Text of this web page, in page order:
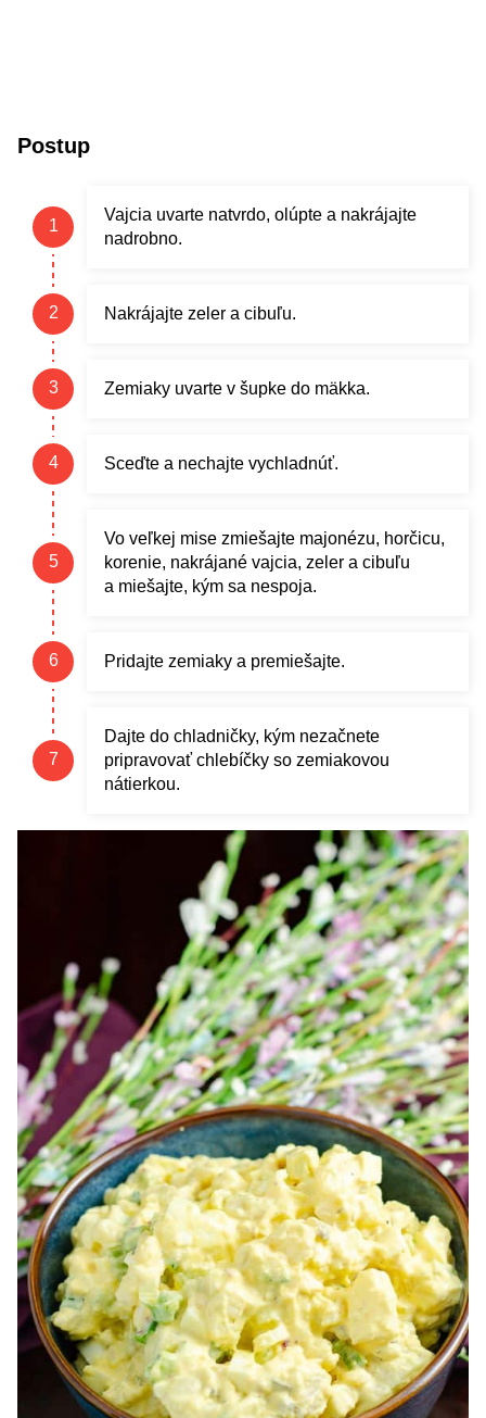
Postup
Vajcia uvarte natvrdo, olúpte a nakrájajte
nadrobno.
Nakrájajte zeler a cibuľu.
Zemiaky uvarte v šupke do mäkka.
Sceďte a nechajte vychladnúť.
Vo veľkej mise zmiešajte majonézu, horčicu,
korenie, nakrájané vajcia, zeler a cibuľu
a miešajte, kým sa nespoja.
Pridajte zemiaky a premiešajte.
Dajte do chladničky, kým nezačnete
pripravovať chlebíčky so zemiakovou
nátierkou.